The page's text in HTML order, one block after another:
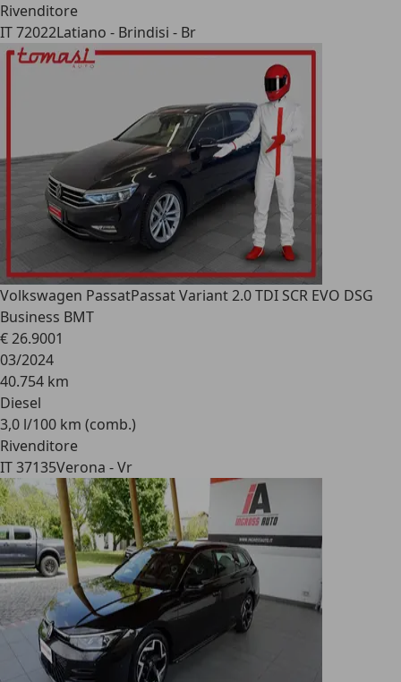
Rivenditore
IT 72022Latiano - Brindisi - Br
Volkswagen PassatPassat Variant 2.0 TDI SCR EVO DSG
Business BMT
€ 26.9001
03/2024
40.754 km
Diesel
3,0 l/100 km (comb.)
Rivenditore
IT 37135Verona - Vr